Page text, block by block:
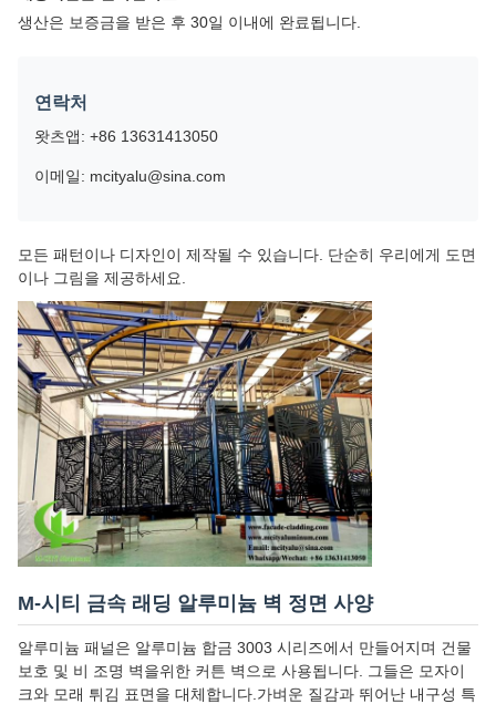
생산은 보증금을 받은 후 30일 이내에 완료됩니다.
연락처
왓츠앱: +86 13631413050
이메일: mcityalu@sina.com
모든 패턴이나 디자인이 제작될 수 있습니다. 단순히 우리에게 도면
이나 그림을 제공하세요.
M-시티 금속 래딩 알루미늄 벽 정면 사양
알루미늄 패널은 알루미늄 합금 3003 시리즈에서 만들어지며 건물
보호 및 비 조명 벽을위한 커튼 벽으로 사용됩니다. 그들은 모자이
크와 모래 튀김 표면을 대체합니다.가벼운 질감과 뛰어난 내구성 특